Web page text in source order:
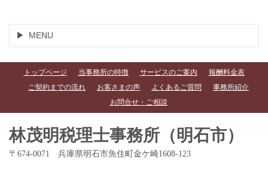
MENU
トップページ 当事務所の特徴 サービスのご案内
報酬料金表
ご契約までの流れ
お客さまの声 よくあるご質問
事務所紹介
お問合せ・ご相談
林茂明税理士事務所（明石市）
〒674-0071 兵庫県明石市魚住町金ケ崎1608-123